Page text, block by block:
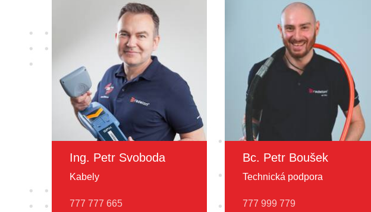
Ing. Petr Svoboda
Kabely
777 777 665
Bc. Petr Boušek
Technická podpora
777 999 779